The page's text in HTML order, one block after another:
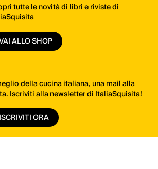
tutte le novità di libri e riviste di
ALLO SHOP
della cucina italiana, una mail alla
Iscriviti alla newsletter di ItaliaSquisita!
ISCRIVITI ORA